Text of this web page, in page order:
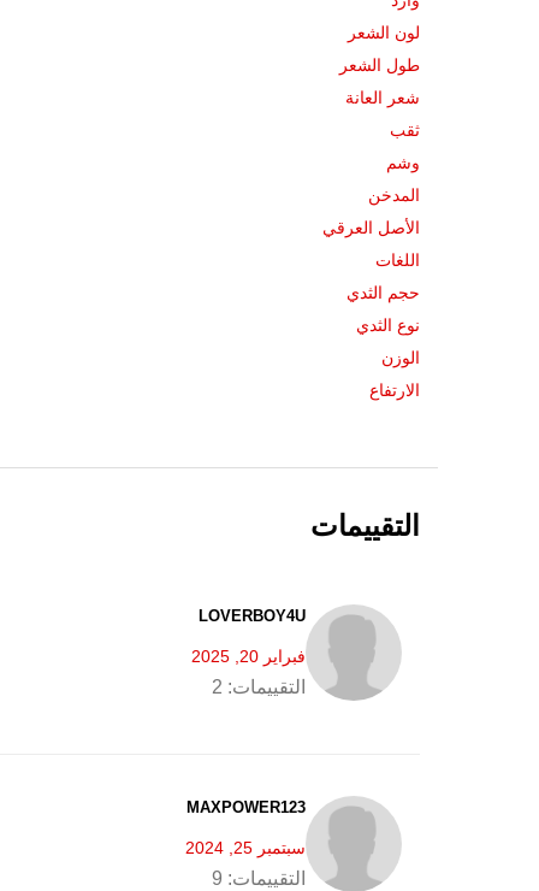
لون الشعر
طول الشعر
شعر العانة
ثقب
وشم
المدخن
الأصل العرقي
اللغات
حجم الثدي
نوع الثدي
الوزن
الارتفاع
التقييمات
LOVERBOY4U
فبراير 20, 2025
التقييمات: 2
MAXPOWER123
سبتمبر 25, 2024
التقييمات: 9